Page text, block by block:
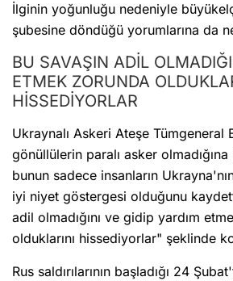
İlginin yoğunluğu nedeniyle
şubesine döndüğü yorumlarına da
BU SAVAŞIN ADİL
ETMEK ZORUNDA
HİSSEDİYORLAR
Ukraynalı Askeri Ateşe Tümgeneral
gönüllülerin paralı asker
bunun sadece insanların
iyi niyet göstergesi olduğunu
adil olmadığını ve gidip yardım
olduklarını hissediyorlar" şeklinde
Rus saldırılarının başladığı 24